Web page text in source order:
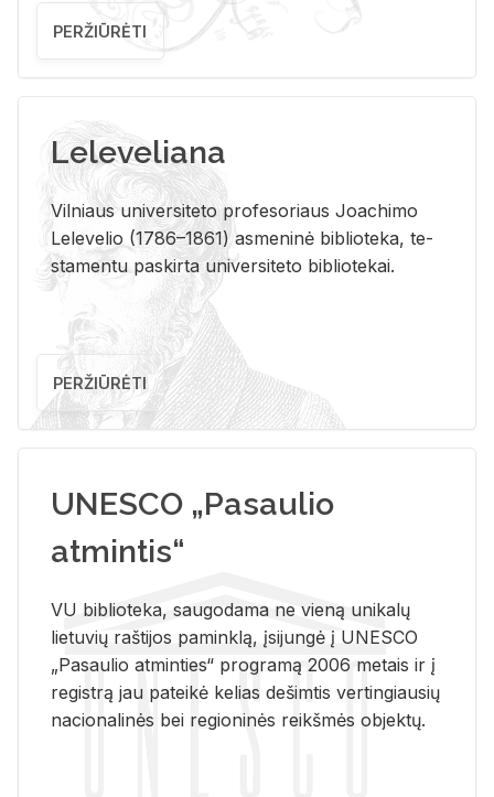
PERŽIŪRĖTI
Leleveliana
Vil­niaus uni­ver­si­te­to pro­fe­so­riaus Jo­a­chi­mo
Le­le­ve­lio (1786–1861) as­me­ni­nė bi­b­lio­te­ka, te­
sta­men­tu pa­skir­ta uni­ver­si­te­to bi­b­lio­te­kai.
PERŽIŪRĖTI
UNESCO „Pasaulio
atmintis“
VU biblioteka, saugodama ne vieną unikalų
lietuvių raštijos paminklą, įsijungė į UNESCO
„Pasaulio atminties“ programą 2006 metais ir į
registrą jau pateikė kelias dešimtis vertingiausių
nacionalinės bei regioninės reikšmės objektų.